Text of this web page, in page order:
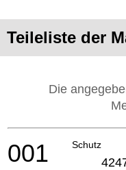
Teileliste der
Die
Schutz
001